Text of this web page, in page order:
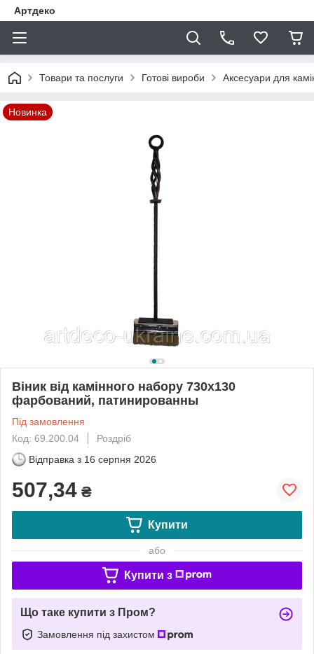
Артдеко
Товари та послуги Готові вироби Аксесуари для
Новинка
Віник від камінного набору 730x130
фарбований, патинированны
Під замовлення
Код: 69.200.04
Роздріб
Відправка з 16 серпня 2026
507,34 ₴
Купити
або
Купити з
Що таке купити з Пром?
Замовлення під захистом